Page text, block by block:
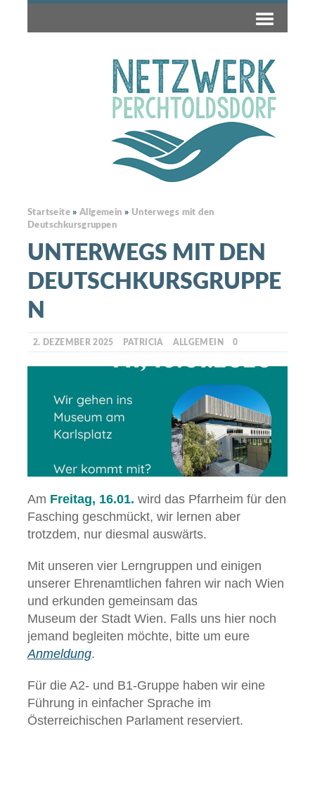
Startseite » Allgemein » Unterwegs mit den
Deutschkursgruppen
UNTERWEGS MIT DEN
DEUTSCHKURSGRUPPE
N
2. DEZEMBER 2025 PATRICIA ALLGEMEIN 0
Am Freitag, 16.01. wird das Pfarrheim für den
Fasching geschmückt, wir lernen aber
trotzdem, nur diesmal auswärts.
Mit unseren vier Lerngruppen und einigen
unserer Ehrenamtlichen fahren wir nach Wien
und erkunden gemeinsam das
Museum der Stadt Wien. Falls uns hier noch
jemand begleiten möchte, bitte um eure
Anmeldung.
Für die A2- und B1-Gruppe haben wir eine
Führung in einfacher Sprache im
Österreichischen Parlament reserviert.